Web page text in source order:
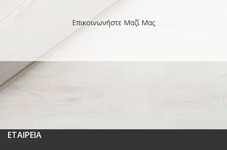
Επικοινωνήστε Μαζί Μας
ΕΤΑΙΡΕΙΑ